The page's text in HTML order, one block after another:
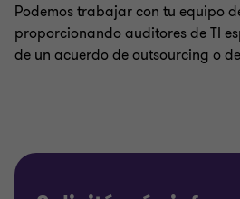
Podemos trabajar con tu equipo
proporcionando auditores de TI
de un acuerdo de outsourcing o